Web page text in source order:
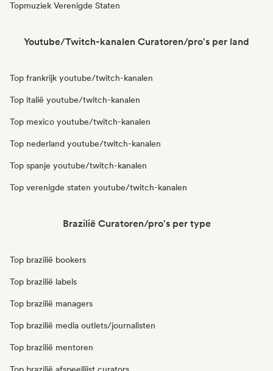
Topmuziek Verenigde Staten
Youtube/Twitch-kanalen Curatoren/pro's per land
Top frankrijk youtube/twitch-kanalen
Top italië youtube/twitch-kanalen
Top mexico youtube/twitch-kanalen
Top nederland youtube/twitch-kanalen
Top spanje youtube/twitch-kanalen
Top verenigde staten youtube/twitch-kanalen
Brazilië Curatoren/pro's per type
Top brazilië bookers
Top brazilië labels
Top brazilië managers
Top brazilië media outlets/journalisten
Top brazilië mentoren